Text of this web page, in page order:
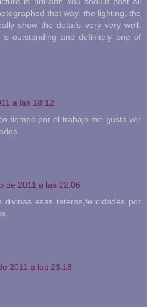
that way. the lighting, the
show the details very very well.
outstanding and definitely one of
a las 18:12
tiempo por el trabajo me gusta ver
de 2011 a las 22:06
divinas esas teteras,felicidades por
2011 a las 23:18